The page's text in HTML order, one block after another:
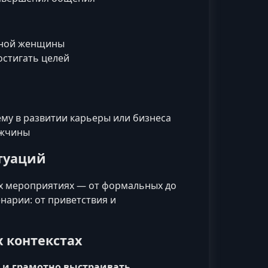
женщины
целей
в развитии карьеры или бизнеса
мероприятиях — от формальных до
от приветствия и